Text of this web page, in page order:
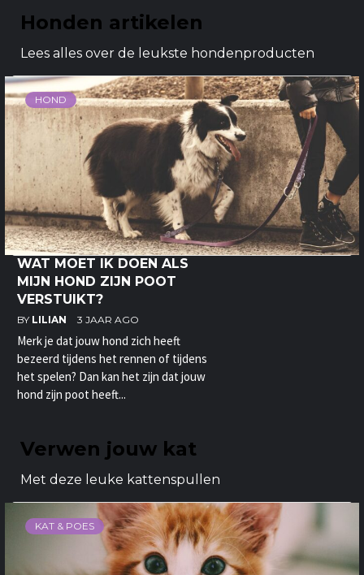
Honden artikelen
Lees alles over de leukste hondenproducten
HOND
WAT MOET IK DOEN ALS
MIJN HOND ZIJN POOT
VERSTUIKT?
BY LILIAN 3 JAAR AGO
Merk je dat jouw hond zich heeft
bezeerd tijdens het rennen of tijdens
het spelen? Dan kan het zijn dat jouw
hond zijn poot heeft...
Verwen jouw kat
Met deze leuke kattenspullen
KAT & POES